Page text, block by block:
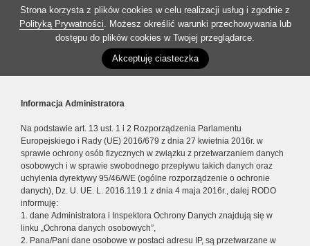
Strona korzysta z plików cookies w celu realizacji usług i zgodnie z
Polityką Prywatności. Możesz określić warunki przechowywania lub
dostępu do plików cookies w Twojej przeglądarce.
Akceptuję ciasteczka
Informacja Administratora
Na podstawie art. 13 ust. 1 i 2 Rozporządzenia Parlamentu
Europejskiego i Rady (UE) 2016/679 z dnia 27 kwietnia 2016r. w
sprawie ochrony osób fizycznych w związku z przetwarzaniem danych
osobowych i w sprawie swobodnego przepływu takich danych oraz
uchylenia dyrektywy 95/46/WE (ogólne rozporządzenie o ochronie
danych), Dz. U. UE. L. 2016.119.1 z dnia 4 maja 2016r., dalej RODO
informuję:
1. dane Administratora i Inspektora Ochrony Danych znajdują się w
linku „Ochrona danych osobowych”,
2. Pana/Pani dane osobowe w postaci adresu IP, są przetwarzane w